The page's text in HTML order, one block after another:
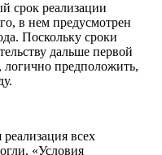
срок реализации
в нем предусмотрен
Поскольку сроки
дальше первой
логично предположить,
всех
«Условия